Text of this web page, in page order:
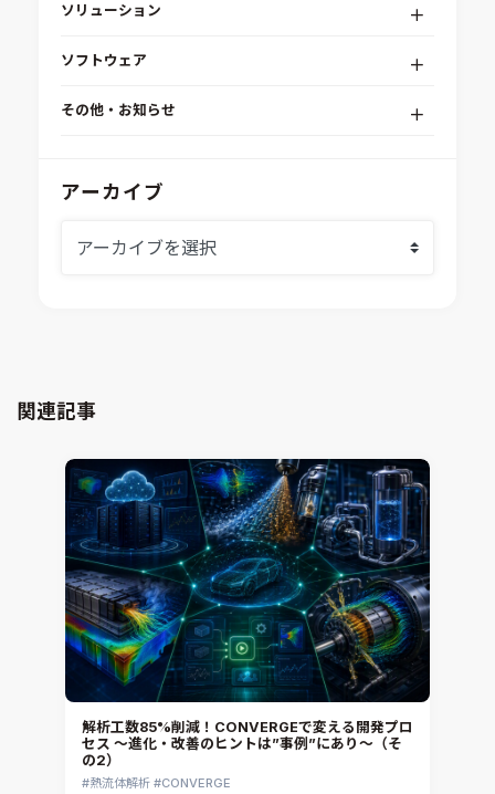
ソリューション
組込みソフトウェア開発プラットフォーム
システムシミュレーション
CAD連携・CAE業務支援
MBDプロセス構築コンサルティング
CAEエンジニアリングコンサルティング
音響設計
CAE分野におけるAIコンサルティング
システム構築と開発
ソフトウェア
modeFRONTIER
Ansys SCADE
Virtual Environment
CONVERGE
iconCFD
SIMULIA Abaqus Unified FEA
Simcenter Flotherm
Simcenter Flotherm XT
Ansys Electronics
DEMITASNX
Simcenter 3D Acoustics
Rocky
CATIA V5 Analysis
3DEXPERIENCE SIMULIA
その他・お知らせ
IDAJからのお知らせ
アーカイブ
関連記事
解析工数85%削減！CONVERGEで変える開発プロ
セス ～進化・改善のヒントは”事例”にあり～（そ
の2）
熱流体解析 CONVERGE